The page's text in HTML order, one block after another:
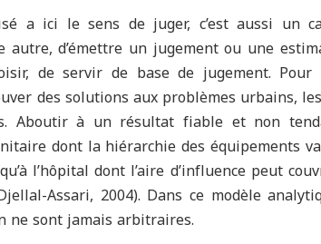
a ici le sens de juger, c’est aussi un
autre, d’émettre un jugement ou une
de servir de base de jugement. Pour
des solutions aux problèmes urbains,
Aboutir à un résultat fiable et non
dont la hiérarchie des équipements
l’hôpital dont l’aire d’influence peut
Assari, 2004). Dans ce modèle
ne sont jamais arbitraires.